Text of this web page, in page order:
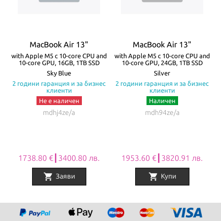
зареждане! Моделите се предлагат в четири цвята – Silver,
Всички Apple продукти предлагани от NovMak.comимат
стандартна международна гаранция и подлежат на гаранционно
обслужване от Apple Authorized Service Provider (официални
сервизни центрове на Apple).
MacBook Air 13"
with Apple M5 с 10-core CPU and
10-core GPU, 16GB, 1TB SSD
Sky Blue
2 години гаранция и за бизнес
клиенти
Не е наличен
mdhj4ze/a
1738.80 €┃3400.80 лв.
shopping_cart Заяви
MacBook Air 13"
with Apple M5 с 10-core CPU and
10-core GPU, 24GB, 1TB SSD
Silver
2 години гаранция и за бизнес
клиенти
Наличен
mdh94ze/a
1953.60 €┃3820.91 лв.
shopping_cart Купи